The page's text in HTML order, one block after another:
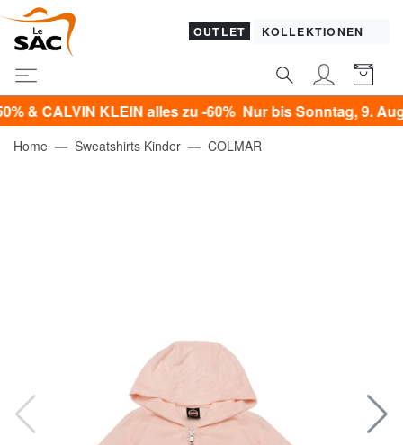
OUTLET KOLLEKTIONEN
KLEIN alles zu -60% Nur bis Sonntag, 9. August!*
Home Sweatshirts Kinder COLMAR